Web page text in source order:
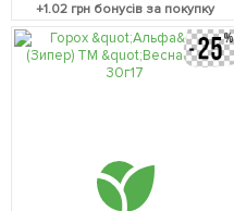
+1.02 грн бонусів за покупку